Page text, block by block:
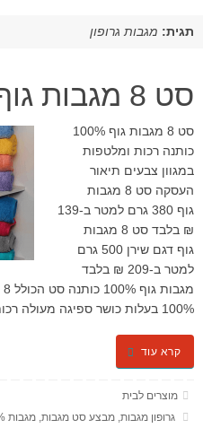
תגית: מגבות גרופון
סט 8 מגבות גוף 100% כותנה
סט 8 מגבות גוף 100%
כותנה רכות ומלטפות
במגוון צבעים תיאור
העסקה סט 8 מגבות
גוף 380 גרם למטר ב-139
₪ בלבד סט 8 מגבות
גוף דגם שירן 500 גרם
למטר ב-209 ₪ בלבד
100% בעלות כושר ספיגה מעולה רכות ונעימות…
קרא עוד
מוצרים לבית
גרופון מגבות, מבצע סט מגבות, מגבות 100% כותנה